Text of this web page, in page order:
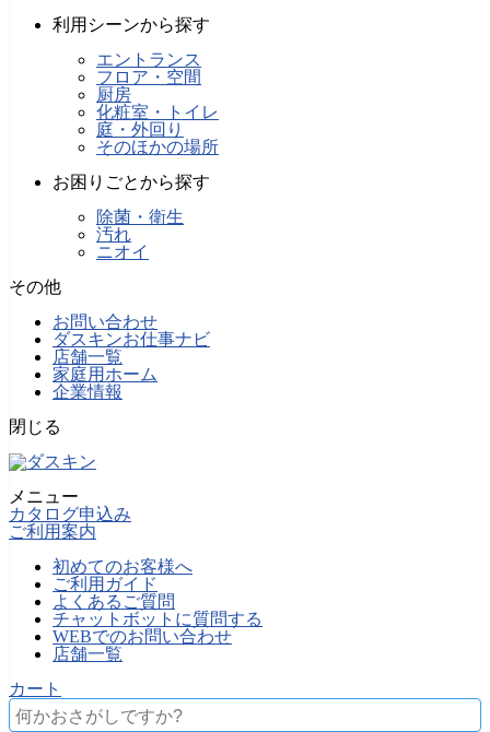
利用シーンから探す
エントランス
フロア・空間
厨房
化粧室・トイレ
庭・外回り
そのほかの場所
お困りごとから探す
除菌・衛生
汚れ
ニオイ
その他
お問い合わせ
ダスキンお仕事ナビ
店舗一覧
家庭用ホーム
企業情報
閉じる
メニュー
カタログ申込み
ご利用案内
初めてのお客様へ
ご利用ガイド
よくあるご質問
チャットボットに質問する
WEBでのお問い合わせ
店舗一覧
カート